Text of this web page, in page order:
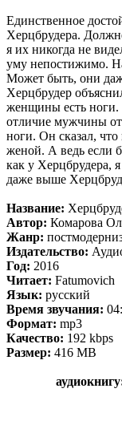
Единственное
Херцбрудера.
я их никогда не
уму непостижимо.
Может быть, они
Херцбрудер
женщины есть ноги.
отличие мужчины
ноги. Он сказал, что
женой. А ведь если
как у Херцбрудера,
даже выше
Название:
Автор: Комарова
Жанр:
Издательство:
Год: 2016
Читает: Fatumovich
Язык: русский
Время звучания:
Формат: mp3
Качество: 192 kbps
Размер: 416 MB